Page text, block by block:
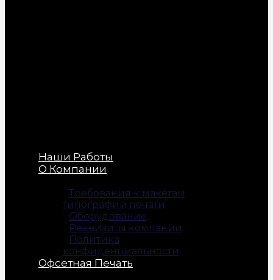
Наши Работы
О Компании
Требования к макетам
типографии печати
Оборудование
Реквизиты компании
Политика
конфиденциальности
Офсетная Печать